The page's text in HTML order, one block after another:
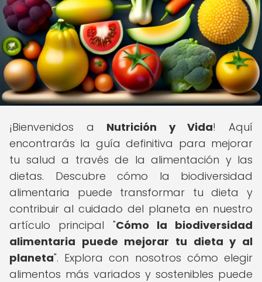
¡Bienvenidos a Nutrición y Vida! Aquí
encontrarás la guía definitiva para mejorar
tu salud a través de la alimentación y las
dietas. Descubre cómo la biodiversidad
alimentaria puede transformar tu dieta y
contribuir al cuidado del planeta en nuestro
artículo principal "Cómo la biodiversidad
alimentaria puede mejorar tu dieta y al
planeta". Explora con nosotros cómo elegir
alimentos más variados y sostenibles puede